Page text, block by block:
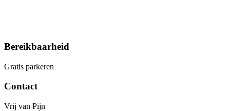
Bereikbaarheid
Gratis parkeren
Contact
Vrij van Pijn